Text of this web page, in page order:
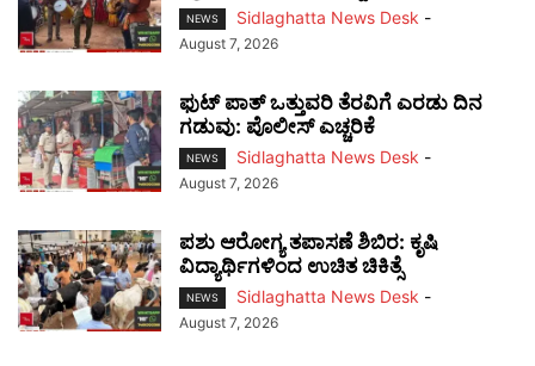
NEWS Sidlaghatta News Desk -
August 7, 2026
ಫುಟ್‌ ಪಾತ್ ಒತ್ತುವರಿ ತೆರವಿಗೆ ಎರಡು ದಿನ
ಗಡುವು: ಪೊಲೀಸ್ ಎಚ್ಚರಿಕೆ
NEWS Sidlaghatta News Desk -
August 7, 2026
ಪಶು ಆರೋಗ್ಯ ತಪಾಸಣೆ ಶಿಬಿರ: ಕೃಷಿ
ವಿದ್ಯಾರ್ಥಿಗಳಿಂದ ಉಚಿತ ಚಿಕಿತ್ಸೆ
NEWS Sidlaghatta News Desk -
August 7, 2026